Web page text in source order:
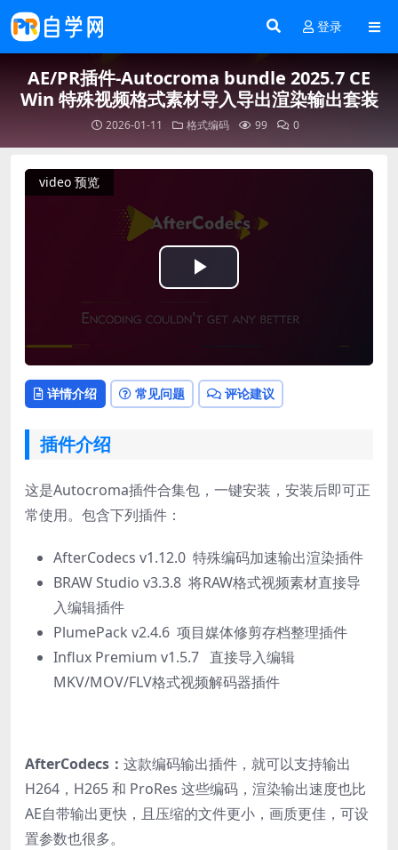
登录
AE/PR插件-Autocroma bundle 2025.7 CE
Win 特殊视频格式素材导入导出渲染输出套装
2026-01-11 格式编码 99 0
video 预览
Play
Video
详情介绍 常见问题 评论建议
插件介绍
这是Autocroma插件合集包，一键安装，安装后即可正
常使用。包含下列插件：
AfterCodecs v1.12.0 特殊编码加速输出渲染插件
BRAW Studio v3.3.8 将RAW格式视频素材直接导
入编辑插件
PlumePack v2.4.6 项目媒体修剪存档整理插件
Influx Premium v1.5.7 直接导入编辑
MKV/MOV/FLV格式视频解码器插件
AfterCodecs： 这款编码输出插件，就可以支持输出
H264，H265 和 ProRes 这些编码，渲染输出速度也比
AE自带输出更快，且压缩的文件更小，画质更佳，可设
置参数也很多。